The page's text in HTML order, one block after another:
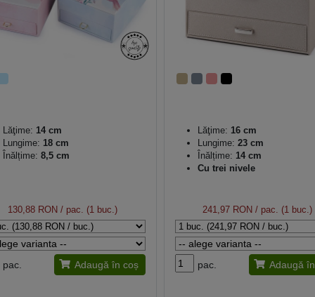
Lăţime: 14 cm
Lungime: 18 cm
Înălțime: 8,5 cm
130,88 RON / pac. (1 buc.)
pac. Adaugă în coș
Lăţime: 16 cm
Lungime: 23 cm
Înălțime: 14 cm
Cu trei nivele
241,97 RON / pac. (1 buc.)
pac. Adaugă